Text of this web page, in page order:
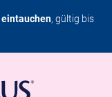
eintauchen, gültig bis